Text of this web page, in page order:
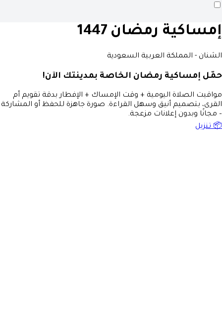
إمساكية رمضان 1447
الشنان - المملكة العربية السعودية
حمّل إمساكية رمضان الخاصة بمدينتك الآن!
مواقيت الصلاة اليومية + وقت الإمساك + الإفطار بدقة تقويم أم
القرى، بتصميم أنيق وسهل القراءة. صورة جاهزة للحفظ أو المشاركة
– مجانًا وبدون إعلانات مزعجة.
📦 تنزيل